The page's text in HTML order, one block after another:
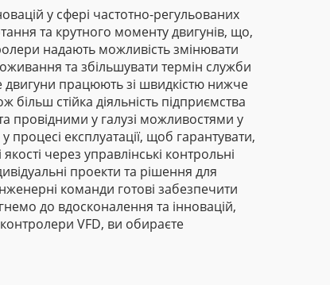
у сфері частотно-регульованих
та крутного моменту двигунів, що,
надають можливість змінювати
та збільшувати термін служби
двигуни працюють зі швидкістю нижче
більш стійка діяльність підприємства
провідними у галузі можливостями у
експлуатації, щоб гарантувати,
через управлінські контрольні
проекти та рішення для
команди готові забезпечити
до вдосконалення та інновацій,
VFD, ви обираєте